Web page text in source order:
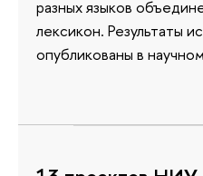
разных языков
лексикон. Результаты
опубликованы в